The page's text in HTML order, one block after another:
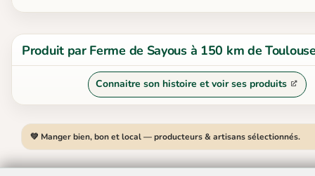
Produit par Ferme de Sayous à 150 km de
Connaitre son histoire et voir ses produits
💚 Manger bien, bon et local — producteurs & artisans sélectionnés.